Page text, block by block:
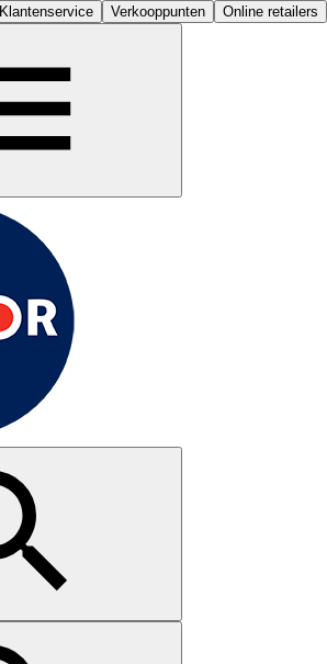
Klantenservice Verkooppunten Online retailers